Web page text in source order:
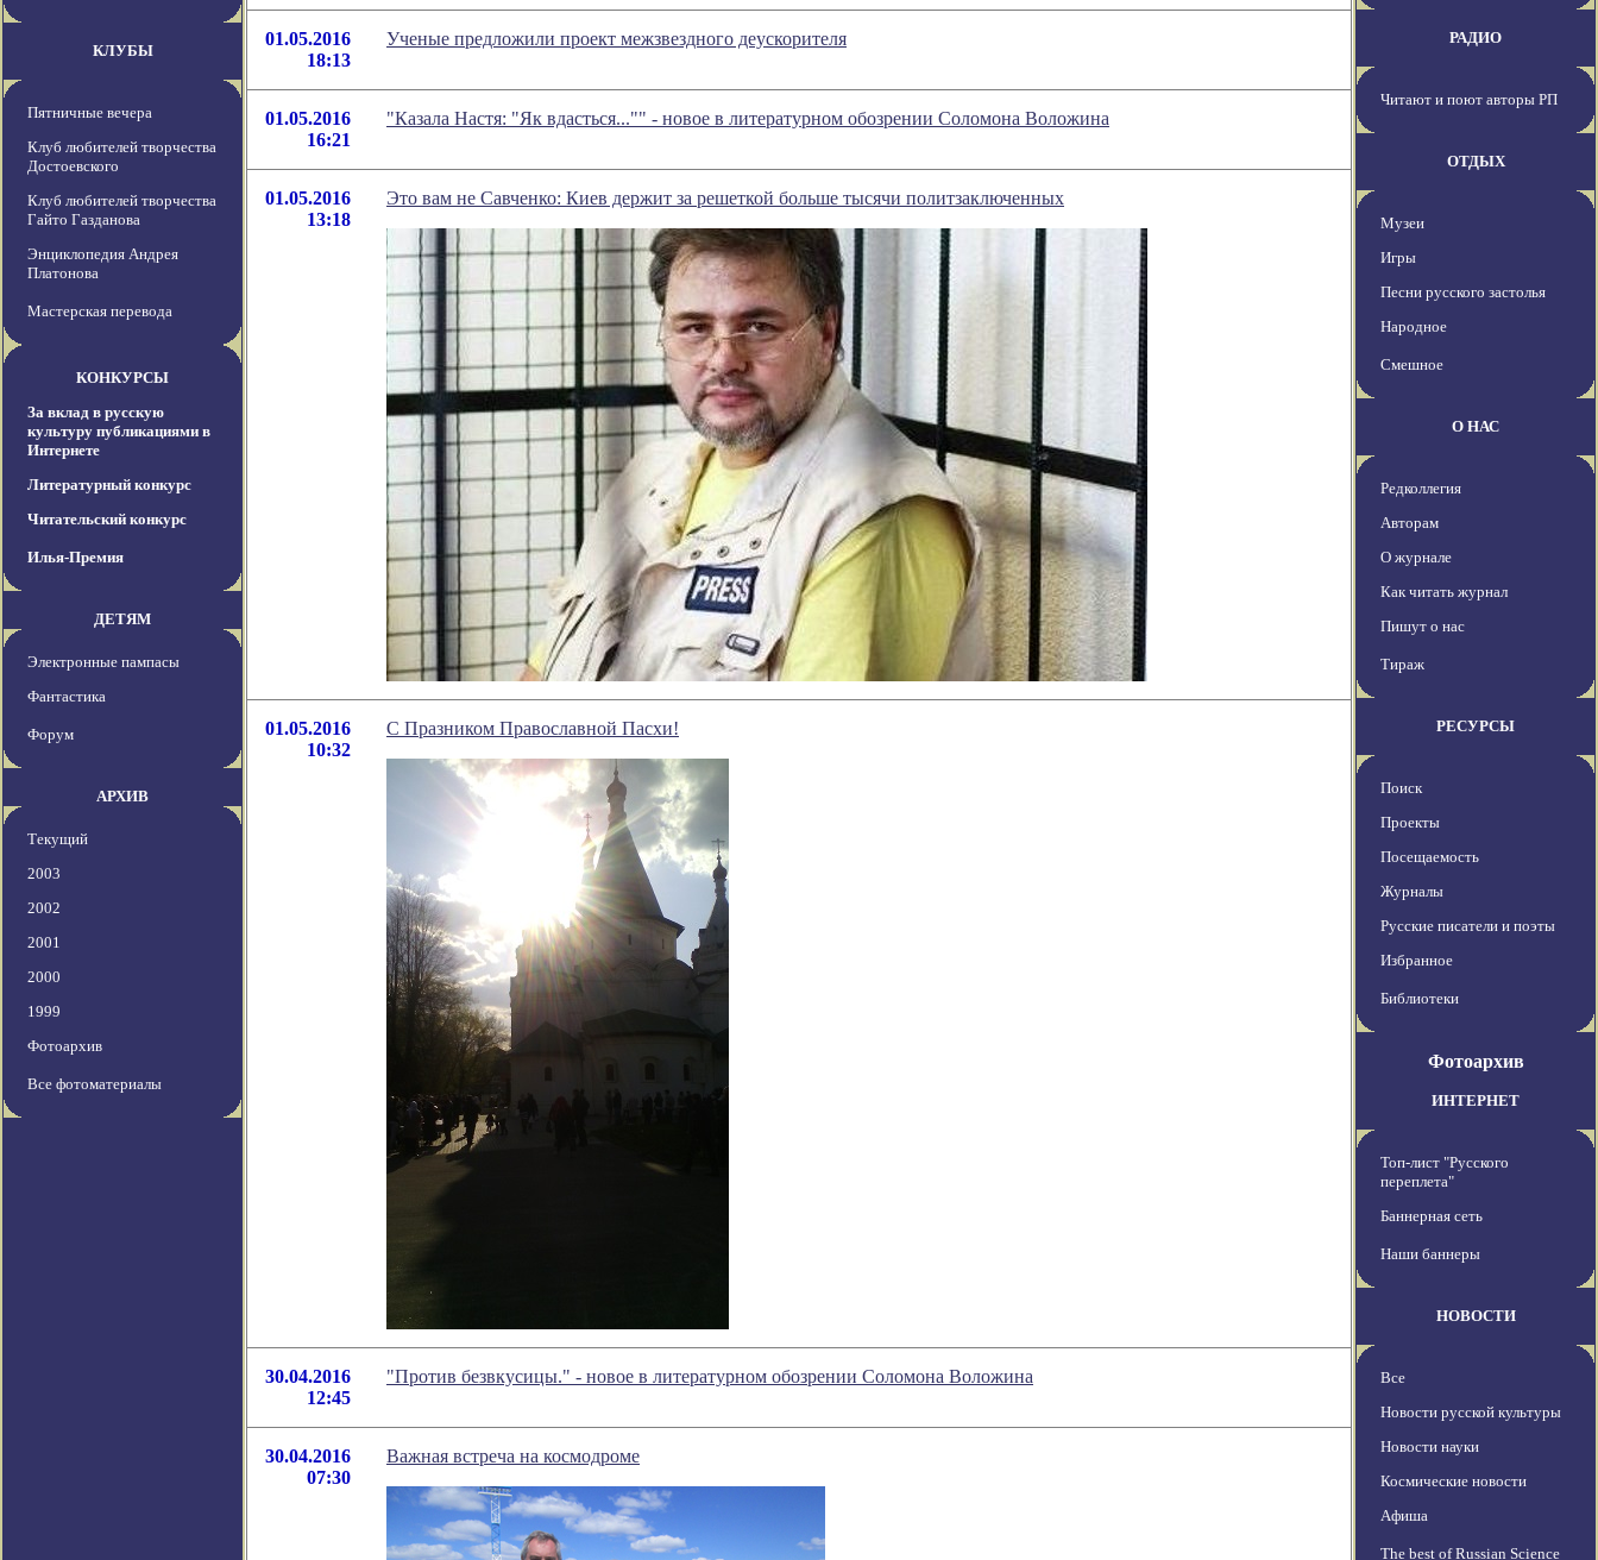
КЛУБЫ
Пятничные вечера
Клуб любителей творчества
Достоевского
Клуб любителей творчества
Гайто Газданова
Энциклопедия Андрея
Платонова
Мастерская перевода
КОНКУРСЫ
За вклад в русскую
культуру публикациями в
Интернете
Литературный конкурс
Читательский конкурс
Илья-Премия
ДЕТЯМ
Электронные пампасы
Фантастика
Форум
АРХИВ
Текущий
2003
2002
2001
2000
1999
Фотоархив
Все фотоматериалы
01.05.2016
18:13
Ученые предложили проект межзвездного деускорителя
01.05.2016
16:21
"Казала Настя: "Як вдасться..."" - новое в литературном обозрении Соломона Воложина
01.05.2016
13:18
Это вам не Савченко: Киев держит за решеткой больше тысячи политзаключенных
01.05.2016
10:32
С Празником Православной Пасхи!
30.04.2016
12:45
"Против безвкусицы." - новое в литературном обозрении Соломона Воложина
30.04.2016
07:30
Важная встреча на космодроме
РАДИО
Читают и поют авторы РП
ОТДЫХ
Музеи
Игры
Песни русского застолья
Народное
Смешное
О НАС
Редколлегия
Авторам
О журнале
Как читать журнал
Пишут о нас
Тираж
РЕСУРСЫ
Поиск
Проекты
Посещаемость
Журналы
Русские писатели и поэты
Избранное
Библиотеки
Фотоархив
ИНТЕРНЕТ
Топ-лист "Русского
переплета"
Баннерная сеть
Наши баннеры
НОВОСТИ
Все
Новости русской культуры
Новости науки
Космические новости
Афиша
The best of Russian Science